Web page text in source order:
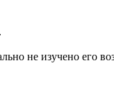
не изучено его